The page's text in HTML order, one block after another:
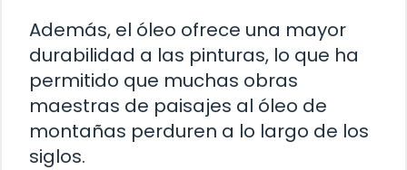
Además, el óleo ofrece una mayor
durabilidad a las pinturas, lo que ha
permitido que muchas obras
maestras de paisajes al óleo de
montañas perduren a lo largo de los
siglos.